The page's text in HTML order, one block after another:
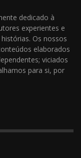
dedicado à
experientes e
Os nossos
elaborados
viciados
para si, por